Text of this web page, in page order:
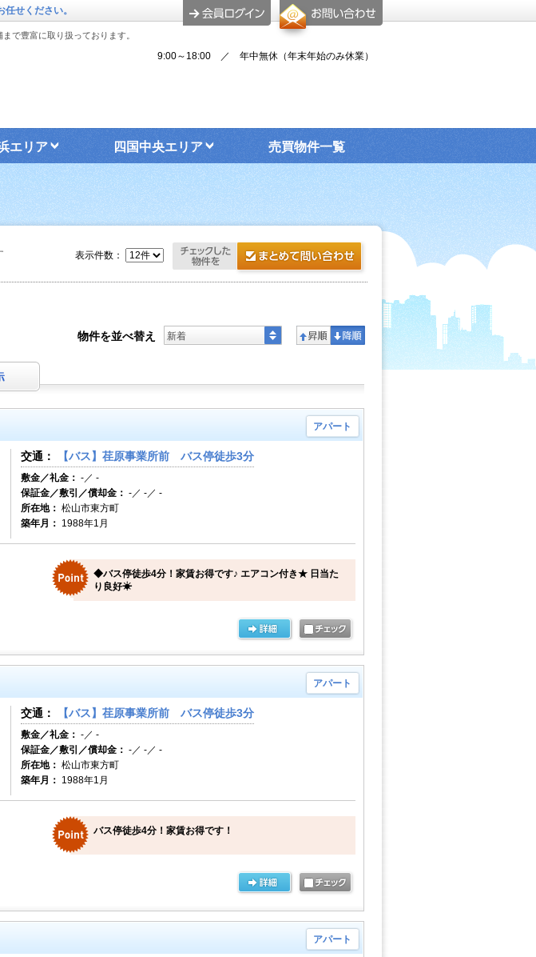
せください。
で豊富に取り扱っております。
9:00～18:00 ／ 年中無休（年末年始のみ休業）
エリア 四国中央エリア 売買物件一覧
表示件数：
物件を並べ替え 新着
アパート
交通： 【バス】荏原事業所前 バス停徒歩3分
敷金／礼金： -／ -
保証金／敷引／償却金： -／ -／ -
所在地： 松山市東方町
築年月： 1988年1月
◆バス停徒歩4分！家賃お得です♪ エアコン付き★ 日当た
り良好☀
アパート
交通： 【バス】荏原事業所前 バス停徒歩3分
敷金／礼金： -／ -
保証金／敷引／償却金： -／ -／ -
所在地： 松山市東方町
築年月： 1988年1月
バス停徒歩4分！家賃お得です！
アパート